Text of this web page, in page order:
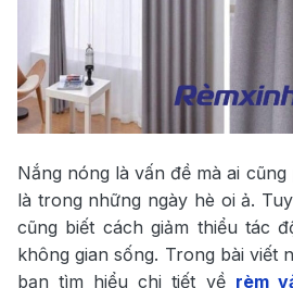
Nắng nóng là vấn đề mà ai
là trong những ngày hè oi ả.
cũng biết cách giảm thiểu tác
không gian sống. Trong bài viết
bạn tìm hiểu chi tiết về rèm